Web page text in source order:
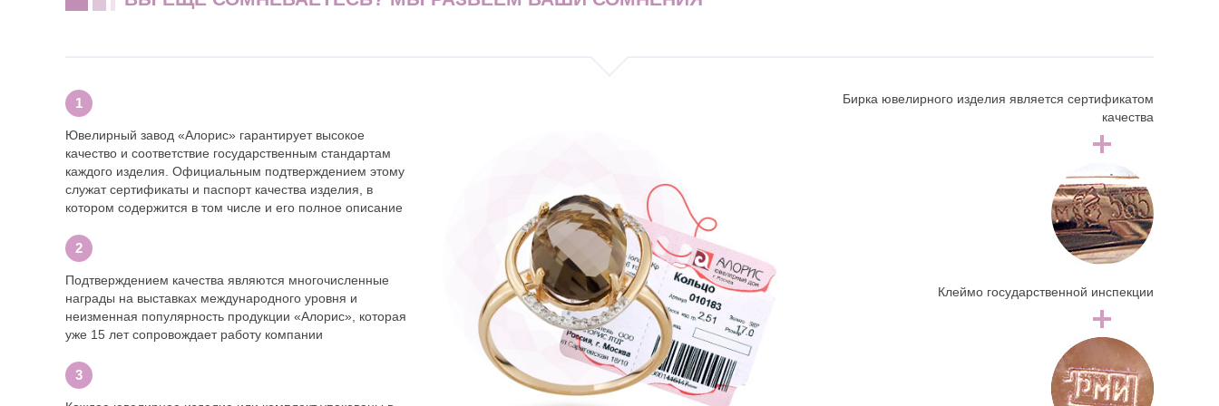
Ювелирный завод «Алорис» гарантирует высокое
качество и соответствие государственным стандартам
каждого изделия. Официальным подтверждением этому
служат сертификаты и паспорт качества изделия, в
котором содержится в том числе и его полное описание
Подтверждением качества являются многочисленные
награды на выставках международного уровня и
неизменная популярность продукции «Алорис», которая
уже 15 лет сопровождает работу компании
Бирка ювелирного изделия является сертификатом
качества
Клеймо государственной инспекции